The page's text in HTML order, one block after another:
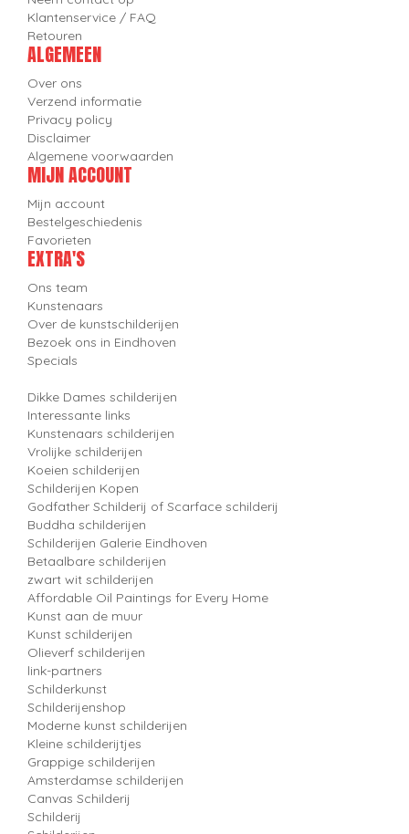
Klantenservice / FAQ
Retouren
ALGEMEEN
Over ons
Verzend informatie
Privacy policy
Disclaimer
Algemene voorwaarden
MIJN ACCOUNT
Mijn account
Bestelgeschiedenis
Favorieten
EXTRA'S
Ons team
Kunstenaars
Over de kunstschilderijen
Bezoek ons in Eindhoven
Specials
Dikke Dames schilderijen
Interessante links
Kunstenaars schilderijen
Vrolijke schilderijen
Koeien schilderijen
Schilderijen Kopen
Godfather Schilderij of Scarface schilderij
Buddha schilderijen
Schilderijen Galerie Eindhoven
Betaalbare schilderijen
zwart wit schilderijen
Affordable Oil Paintings for Every Home
Kunst aan de muur
Kunst schilderijen
Olieverf schilderijen
link-partners
Schilderkunst
Schilderijenshop
Moderne kunst schilderijen
Kleine schilderijtjes
Grappige schilderijen
Amsterdamse schilderijen
Canvas Schilderij
Schilderij